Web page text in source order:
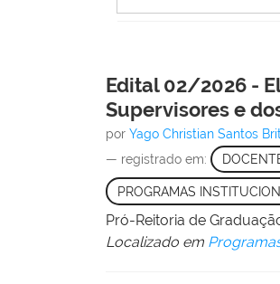
Edital 02/2026 -
Supervisores e
porYago Christian Santos
— registrado em:
PROGRAMAS
Pró-Reitoria de
Localizado em